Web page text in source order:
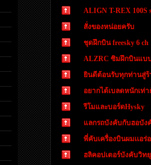
ALIGN T-REX 100S
สั่งของหน่อยครับ
ชุดฝึกบิน freesky 6 ch
ALZRC ซิมฝึกบินแบ
ยินดีต้อนรับทุกท่านสู่ร้
อยากได้เบลดหนักเท่
รีโมและบอร์ดHysky
แลกรถบังคับกับฮอบัง
พี่คับเครื่องบินผมเเอ
ฮลิคอปเตอร์บังคับวิทยุ